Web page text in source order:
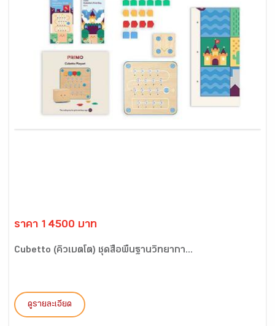
ราคา 14500 บาท
Cubetto (คิวเบตโต) ชุดสื่อพื้นฐานวิทยากา...
ดูรายละเอียด